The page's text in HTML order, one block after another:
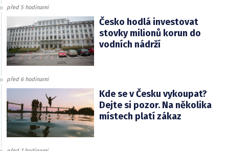
před 5 hodinami
Česko hodlá investovat
stovky milionů korun do
vodních nádrží
před 6 hodinami
Kde se v Česku vykoupat?
Dejte si pozor. Na několika
místech platí zákaz